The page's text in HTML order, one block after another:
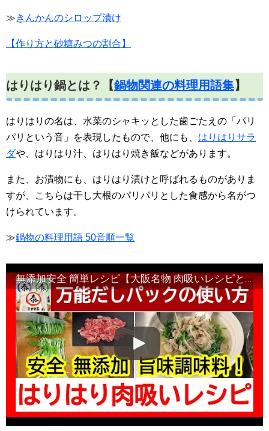
≫きんかんのシロップ漬け
【作り方と砂糖みつの割合】
はりはり鍋とは？【鍋物関連の料理用語集】
はりはりの名は、水菜のシャキッとした歯ごたえの「パリ
パリという音」を表現したもので、他にも、 はりはりサラ
ダや、はりはり汁、はりはり焼き飯などがあります。
また、お漬物にも、はりはり漬けと呼ばれるものがありま
すが、こちらは干し大根のパリパリとした食感から名がつ
けられています。
≫鍋物の料理用語 50音順一覧
無添加安全 簡単レシピ【大阪名物 肉吸いレシピとハリハリ鍋の煮汁割合】水菜料理の「はりはりとは？」#四国で一番売れている和風万能だしパック#やすまるだし#高橋商店